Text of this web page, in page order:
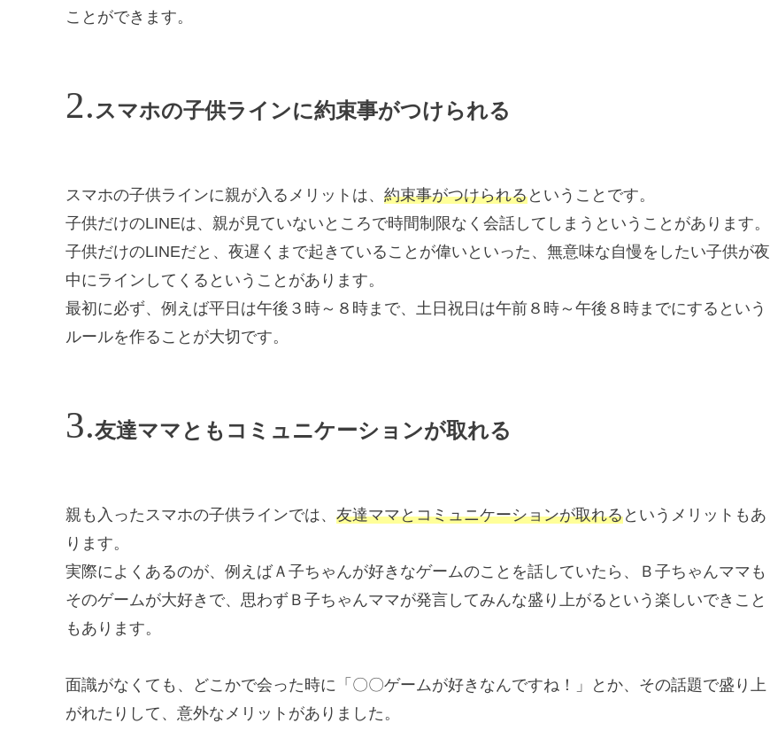
ことができます。
スマホの子供ラインに約束事がつけられる
スマホの子供ラインに親が入るメリットは、 約束事がつけられるということです。
子供だけのLINEは、親が見ていないところで時間制限なく会話してしまうということがあります。
子供だけのLINEだと、夜遅くまで起きていることが偉いといった、無意味な自慢をしたい子供が夜
中にラインしてくるということがあります。
最初に必ず、例えば平日は午後３時～８時まで、土日祝日は午前８時～午後８時までにするという
ルールを作ることが大切です。
友達ママともコミュニケーションが取れる
親も入ったスマホの子供ラインでは、 友達ママとコミュニケーションが取れるというメリットもあ
ります。
実際によくあるのが、例えばＡ子ちゃんが好きなゲームのことを話していたら、Ｂ子ちゃんママも
そのゲームが大好きで、思わずＢ子ちゃんママが発言してみんな盛り上がるという楽しいできこと
もあります。
面識がなくても、どこかで会った時に「〇〇ゲームが好きなんですね！」とか、その話題で盛り上
がれたりして、意外なメリットがありました。